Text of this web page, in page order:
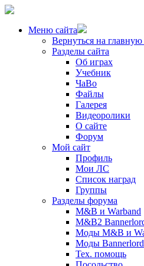
Меню сайта
Вернуться на
Разделы сайта
Об играх
Учебник
ЧаВо
Файлы
Галерея
Видеоролики
О сайте
Форум
Мой сайт
Профиль
Мои ЛС
Список наград
Группы
Разделы форума
M&B и Warband
M&B2
Моды M&B и
Моды Bannerlord
Тех. помощь